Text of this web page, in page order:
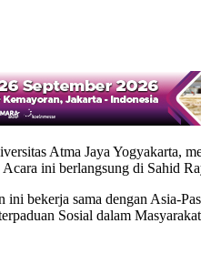
Atma Jaya Yogyakarta,
ini berlangsung di Sahid
ini bekerja sama dengan Asia-
Sosial dalam